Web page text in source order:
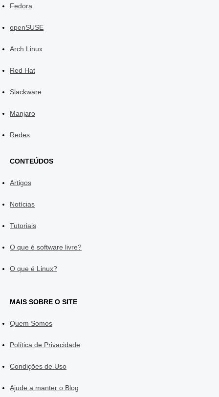
Fedora
openSUSE
Arch Linux
Red Hat
Slackware
Manjaro
Redes
CONTEÚDOS
Artigos
Notícias
Tutoriais
O que é software livre?
O que é Linux?
MAIS SOBRE O SITE
Quem Somos
Política de Privacidade
Condições de Uso
Ajude a manter o Blog